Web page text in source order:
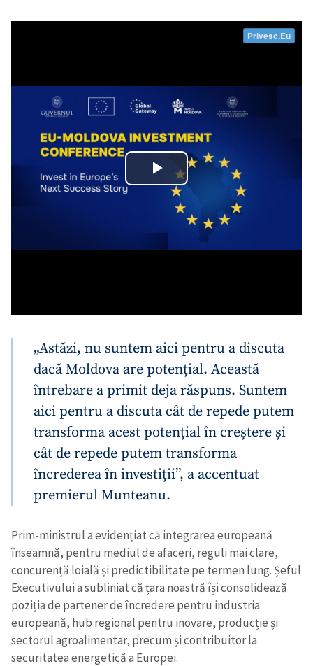
Trimite o informație
Despre ZdG
in English
на русском
„Astăzi, nu suntem aici pentru a discuta
dacă Moldova are potențial. Această
întrebare a primit deja răspuns. Suntem
aici pentru a discuta cât de repede putem
transforma acest potențial în creștere și
cât de repede putem transforma
încrederea în investiții”, a accentuat
premierul Munteanu.
Prim-ministrul a evidențiat că integrarea europeană
înseamnă, pentru mediul de afaceri, reguli mai clare,
concurență loială și predictibilitate pe termen lung. Șeful
Executivului a subliniat că țara noastră își consolidează
poziția de partener de încredere pentru industria
europeană, hub regional pentru inovare, producție și
sectorul agroalimentar, precum și contribuitor la
securitatea energetică a Europei.